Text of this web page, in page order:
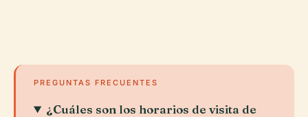
PREGUNTAS FRECUENTES
¿Cuáles son los horarios de visita de